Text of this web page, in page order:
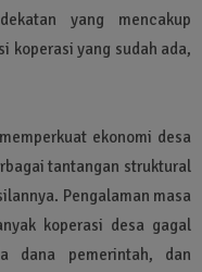
yang mencakup
koperasi yang sudah ada,
ekonomi desa
tantangan struktural
Pengalaman masa
koperasi desa gagal
dana pemerintah, dan